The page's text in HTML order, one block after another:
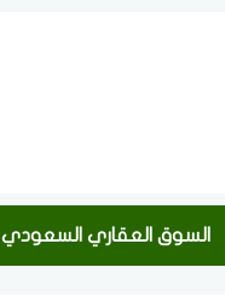
السوق العقاري السعودي